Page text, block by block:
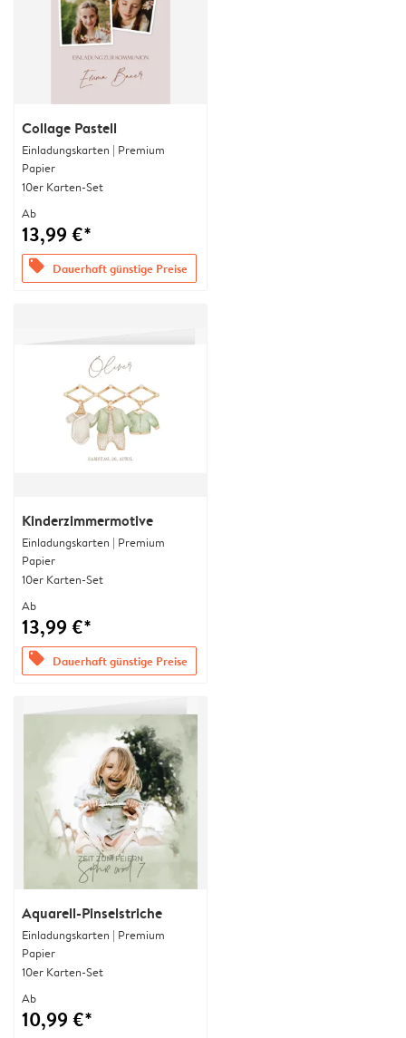
Collage Pastell
Einladungskarten | Premium
Papier
10er Karten-Set
Ab
13,99 €*
offers Dauerhaft günstige Preise
Kinderzimmermotive
Einladungskarten | Premium
Papier
10er Karten-Set
Ab
13,99 €*
offers Dauerhaft günstige Preise
Aquarell-Pinselstriche
Einladungskarten | Premium
Papier
10er Karten-Set
Ab
10,99 €*